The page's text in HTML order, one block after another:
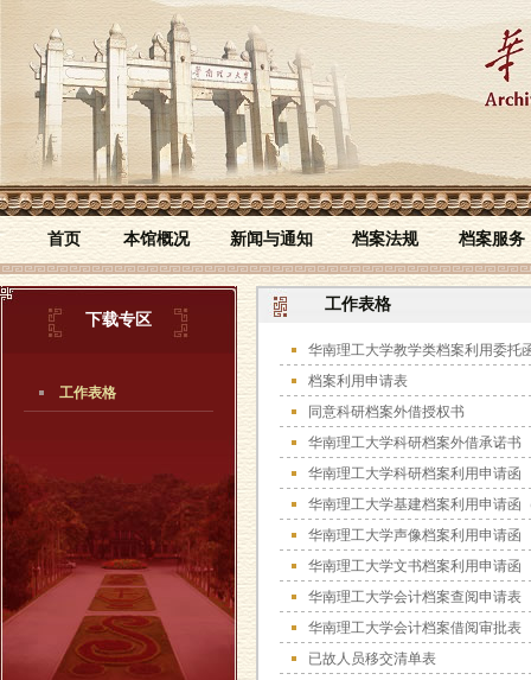
首页 本馆概况 新闻与通知 档案法规 档案服务
下载专区
工作表格
工作表格
华南理工大学教学类档案利用委托
档案利用申请表
同意科研档案外借授权书
华南理工大学科研档案外借承诺书
华南理工大学科研档案利用申请函
华南理工大学基建档案利用申请函
华南理工大学声像档案利用申请函
华南理工大学文书档案利用申请函
华南理工大学会计档案查阅申请表
华南理工大学会计档案借阅审批表
已故人员移交清单表